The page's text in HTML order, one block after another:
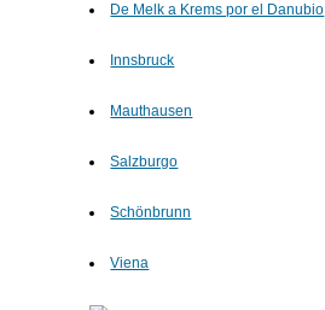
De Melk a Krems por el Danubio
Innsbruck
Mauthausen
Salzburgo
Schönbrunn
Viena